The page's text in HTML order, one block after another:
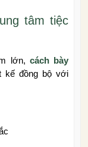
tâm tiệc
lớn, cách bày
kế đồng bộ với